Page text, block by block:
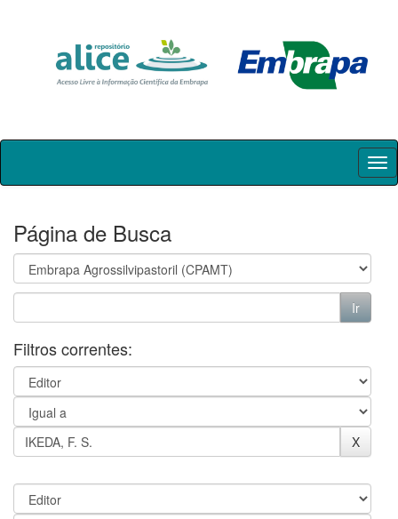
Skip
Página de Busca
Filtros correntes: